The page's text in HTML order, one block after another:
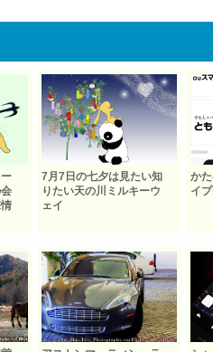
7月7日の七夕は見たい知
りたい天の川ミルキーウ
ェイ
か
イ